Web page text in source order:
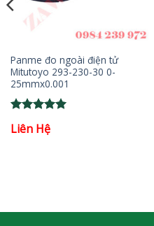
Panme đo ngoài điện tử
Mitutoyo 293-230-30 0-
25mmx0.001
out of 5
Liên Hệ